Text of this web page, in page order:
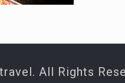
All Rights